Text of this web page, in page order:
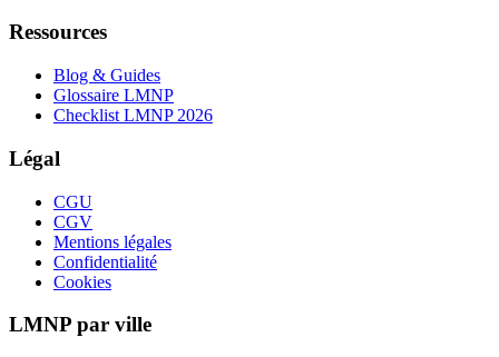
Ressources
Blog & Guides
Glossaire LMNP
Checklist LMNP 2026
Légal
CGU
CGV
Mentions légales
Confidentialité
Cookies
LMNP par ville